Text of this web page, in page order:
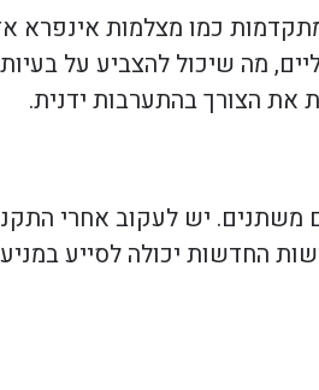
כמו מצלמות אינפרא
מה שיכול להצביע על
את הצורך בהתערבות ידנית.
יש לעקוב אחרי
החדשות יכולה לסייע